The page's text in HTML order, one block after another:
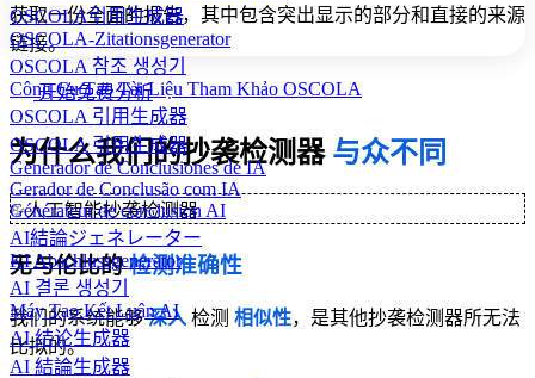
OSCOLA引用生成器
OSCOLA-Zitationsgenerator
OSCOLA 참조 생성기
Công Cụ Tạo Tài Liệu Tham Khảo OSCOLA
OSCOLA 引用生成器
OSCOLA 引用生成器
Generador de Conclusiones de IA
Gerador de Conclusão com IA
Générateur de conclusion AI
AI結論ジェネレーター
KI Abschlussgenerator
AI 결론 생성기
Máy Tạo Kết Luận AI
AI 结论生成器
AI 結論生成器
获取一份全面的报告，其中包含突出显示的部分和直接的来源
链接。
开始免费分析
为什么我们的抄袭检测器 与众不同
✨人工智能抄袭检测器
无与伦比的检测准确性
我们的系统能够深入 检测 相似性，是其他抄袭检测器所无法
比拟的。